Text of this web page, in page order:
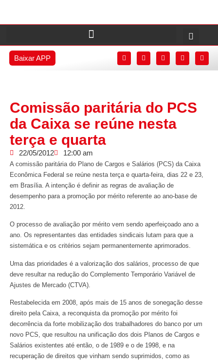
Baixar APP
Comissão paritária do PCS
da Caixa se reúne nesta
terça e quarta
22/05/2012 12:00 am
A comissão paritária do Plano de Cargos e Salários (PCS) da Caixa
Econômica Federal se reúne nesta terça e quarta-feira, dias 22 e 23,
em Brasília. A intenção é definir as regras de avaliação de
desempenho para a promoção por mérito referente ao ano-base de
2012.
O processo de avaliação por mérito vem sendo aperfeiçoado ano a
ano. Os representantes das entidades sindicais lutam para que a
sistemática e os critérios sejam permanentemente aprimorados.
Uma das prioridades é a valorização dos salários, processo de que
deve resultar na redução do Complemento Temporário Variável de
Ajustes de Mercado (CTVA).
Restabelecida em 2008, após mais de 15 anos de sonegação desse
direito pela Caixa, a reconquista da promoção por mérito foi
decorrência da forte mobilização dos trabalhadores do banco por um
novo PCS, que resultou na unificação dos dois Planos de Cargos e
Salários existentes até então, o de 1989 e o de 1998, e na
recuperação de direitos que vinham sendo suprimidos, como as